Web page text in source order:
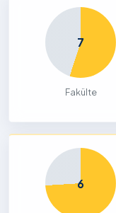
7
Fakülte
6